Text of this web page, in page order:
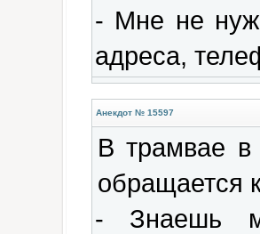
- Мне не
адреса,
Анекдот № 15597
В трамвае в
обращается
- Знаешь